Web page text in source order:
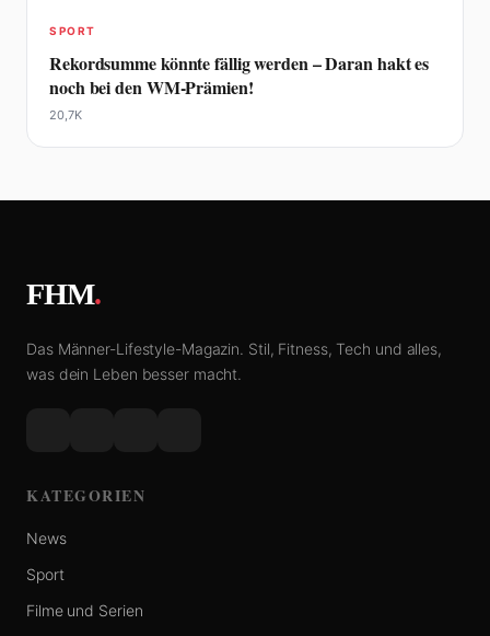
SPORT
Rekordsumme könnte fällig werden – Daran hakt es
noch bei den WM-Prämien!
20,7K
FHM.
Das Männer-Lifestyle-Magazin. Stil, Fitness, Tech und alles,
was dein Leben besser macht.
KATEGORIEN
News
Sport
Filme und Serien